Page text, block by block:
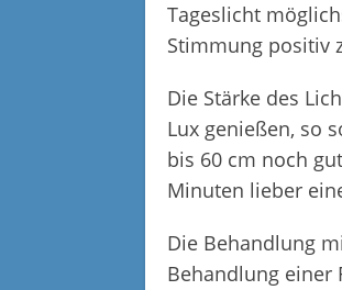
Tageslicht
Stimmung positiv
Die Stärke des
Lux genießen, so
bis 60 cm noch
Minuten lieber
Die Behandlung
Behandlung einer